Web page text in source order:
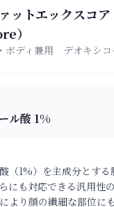
ットエックスコ
）
ボディ兼用 デオキシコ
ル酸 1%
（1%）を主成分とする
にも対応できる汎用性
より顔の繊細な部位に